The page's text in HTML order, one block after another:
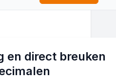
en direct breuken